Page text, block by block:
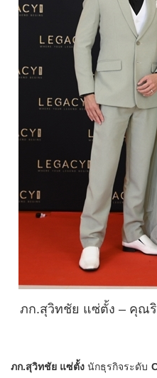
ภก.สุวิทชัย แซ่ตั้ง – คุณ
ภก.สุวิทชัย แซ่ตั้ง นักธุรกิจระดับ